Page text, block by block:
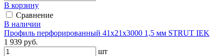
В корзину
Сравнение
В наличии
Профиль перфорированный 41х21х3000 1,5 мм STRUT IEK
1 939 руб.
шт